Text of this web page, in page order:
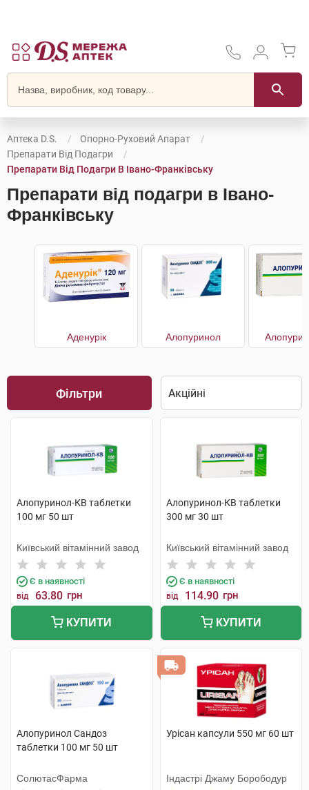
Аптека D.S.
Опорно-Руховий Апарат
Препарати Від Подагри
Препарати Від Подагри В Івано-Франківську
Препарати від подагри в Івано-
Франківську
Аденурік Алопуринол
Фільтри
Алопуринол-КВ таблетки
100 мг 50 шт
Київський вітамінний завод
Є в наявності
від 63.80 грн
КУПИТИ
Алопуринол-КВ таблетки
300 мг 30 шт
Київський вітамінний завод
Є в наявності
від 114.90 грн
КУПИТИ
Алопуринол Сандоз
таблетки 100 мг 50 шт
СолютасФарма
Урісан капсули 550 мг 60 шт
Індастрі Джаму Борободур